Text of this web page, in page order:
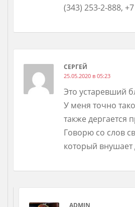
(343) 253-2-888,
СЕРГЕЙ
25.05.2020 в 05:23
Это устаревший
У меня точно
также дергается
Говорю со слов
который внушает
ADMIN